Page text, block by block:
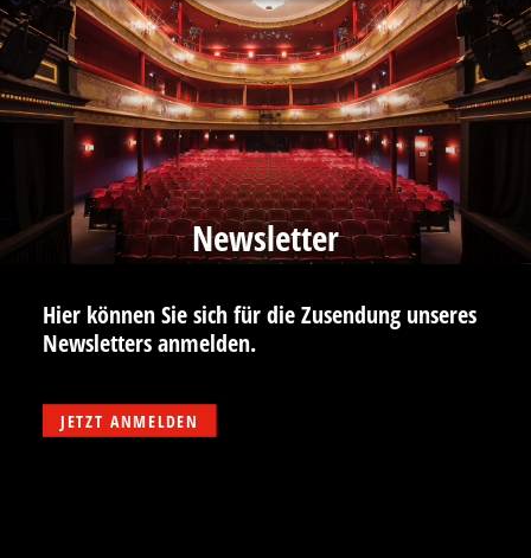
Newsletter
Hier können Sie sich für die Zusendung unseres
Newsletters anmelden.
JETZT ANMELDEN